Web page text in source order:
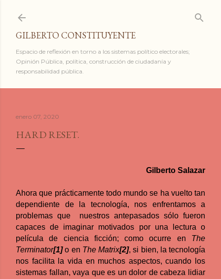
GILBERTO CONSTITUYENTE
Espacio de reflexión en torno a los sistemas político electorales;
Opinión Pública, política, construcción de ciudadanía y
responsabilidad pública.
enero 07, 2020
HARD RESET.
Gilberto Salazar
Ahora que prácticamente todo mundo se ha vuelto tan
dependiente de la tecnología, nos enfrentamos a
problemas que
nuestros antepasados sólo fueron
capaces de imaginar motivados por una lectura o
película de ciencia ficción; como ocurre en The
Terminator[1]o en The Matrix[2], si bien, la tecnología
nos facilita la vida en muchos aspectos, cuando los
sistemas fallan, vaya que es un dolor de cabeza lidiar